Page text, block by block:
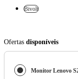
Bivolt
Ofertas disponíveis